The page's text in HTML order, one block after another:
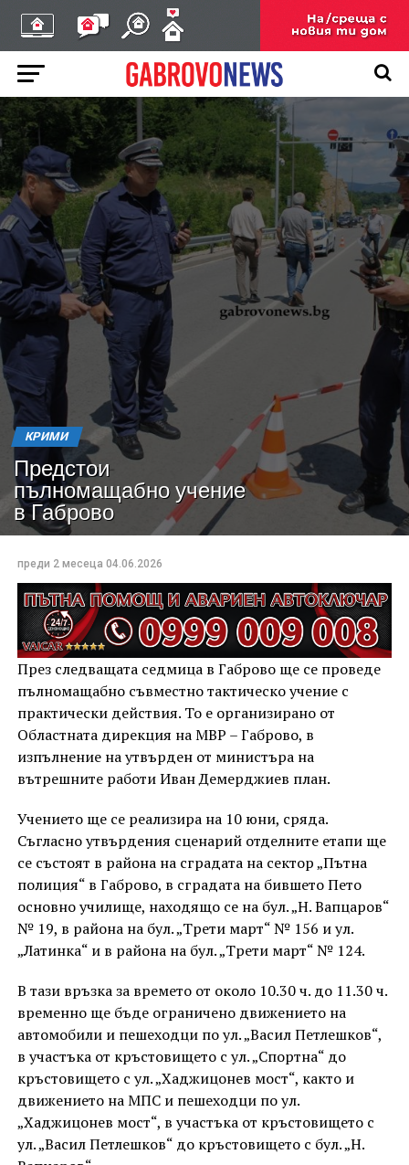
КРИМИ
Предстои
пълномащабно учение
в Габрово
преди 2 месеца 04.06.2026
През следващата седмица в Габрово ще се проведе
пълномащабно съвместно тактическо учение с
практически действия. То е организирано от
Областната дирекция на МВР – Габрово, в
изпълнение на утвърден от министъра на
вътрешните работи Иван Демерджиев план.
Учението ще се реализира на 10 юни, сряда.
Съгласно утвърдения сценарий отделните етапи ще
се състоят в района на сградата на сектор „Пътна
полиция“ в Габрово, в сградата на бившето Пето
основно училище, находящо се на бул. „Н. Вапцаров“
№ 19, в района на бул. „Трети март“ № 156 и ул.
„Латинка“ и в района на бул. „Трети март“ № 124.
В тази връзка за времето от около 10.30 ч. до 11.30 ч.
временно ще бъде ограничено движението на
автомобили и пешеходци по ул. „Васил Петлешков“,
в участъка от кръстовището с ул. „Спортна“ до
кръстовището с ул. „Хаджицонев мост“, както и
движението на МПС и пешеходци по ул.
„Хаджицонев мост“, в участъка от кръстовището с
ул. „Васил Петлешков“ до кръстовището с бул. „Н.